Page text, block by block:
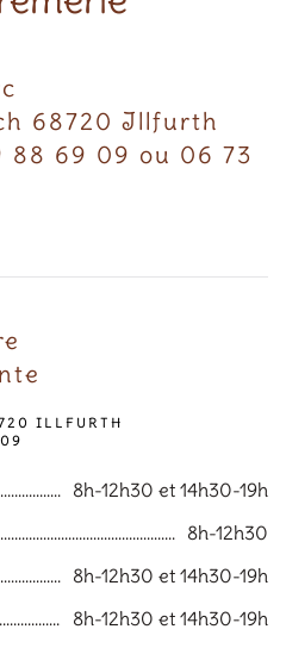
68720 Illfurth
88 69 09 ou 06 73
ILLFURTH
8h-12h30 et 14h30-19h
8h-12h30
8h-12h30 et 14h30-19h
8h-12h30 et 14h30-19h